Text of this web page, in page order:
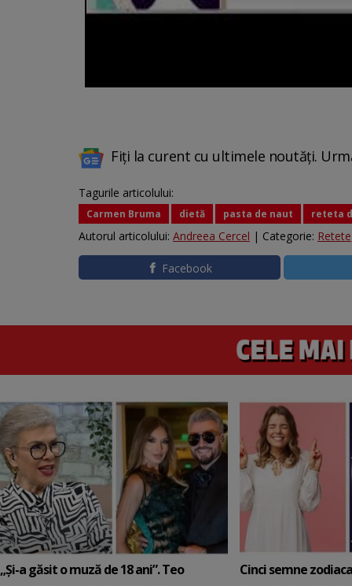
Fiți la curent cu ultimele noutăți.
Tagurile articolului:
Carmen Bruma dietă pasta de naut reteta
Autorul articolului: Andreea Cercel | Categorie: Retete
Facebook
„Și-a găsit o muză de 18 ani”. Teo
Cinci semne